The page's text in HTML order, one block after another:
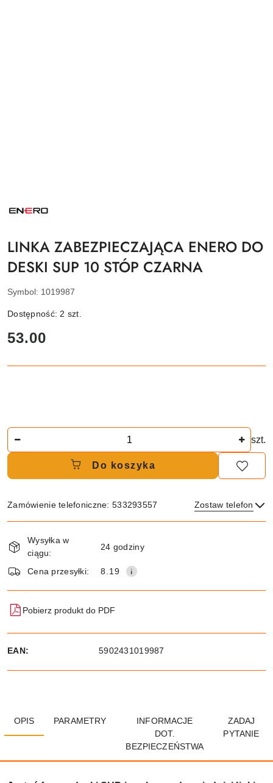
PRODUCENTA:
LINKA ZABEZPIECZAJĄCA ENERO DO
DESKI SUP 10 STÓP CZARNA
Symbol: 1019987
Dostępność: 2 szt.
cena:
53.00
szt.
Do koszyka
Zamówienie telefoniczne: 533293557 Zostaw telefon
i
dostawa
Wysyłka w
ciągu:
24 godziny
Cena przesyłki: 8.19
Pobierz produkt do PDF
EAN: 5902431019987
OPIS PARAMETRY
INFORMACJE
DOT.
BEZPIECZEŃSTWA
ZADAJ
PYTANIE